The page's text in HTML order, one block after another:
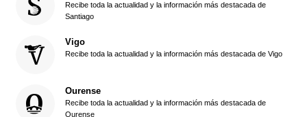
Recibe toda la actualidad y la información más destacada de
Santiago
Vigo
Recibe toda la actualidad y la información más destacada de Vigo
Ourense
Recibe toda la actualidad y la información más destacada de
Ourense